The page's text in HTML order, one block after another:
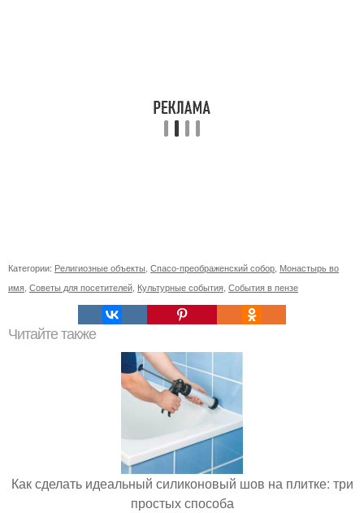
Категории: Религиозные объекты Спасо-преображенский собор Монастырь во
имя Советы для посетителей Культурные события События в пензе
Читайте также
Как сделать идеальный силиконовый шов на плитке: три
простых способа